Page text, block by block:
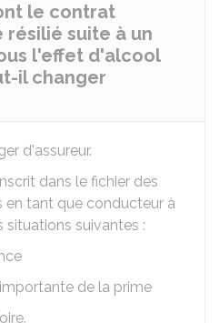
le contrat
résilié suite à un
l'effet d'alcool
il changer
d'assureur.
dans le fichier des
en tant que conducteur à
situations suivantes :
de la prime